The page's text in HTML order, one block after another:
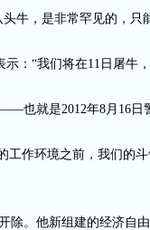
牛，是非常罕见的，只
：“我们将在11日屠牛
也就是2012年8月16日
作环境之前，我们的
除。他新组建的经济自